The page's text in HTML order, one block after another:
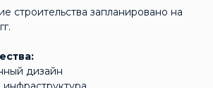
строительства запланировано на
дизайн